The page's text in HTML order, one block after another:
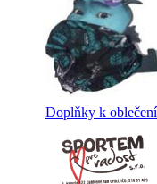
Doplňky k oblečení